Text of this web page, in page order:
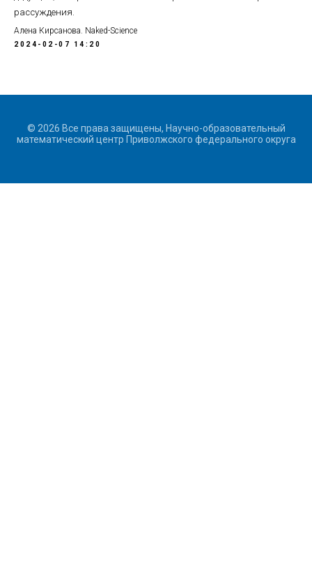
рассуждения.
Алена Кирсанова. Naked-Science
2024-02-07 14:20
© 2026 Все права защищены, Научно-образовательный
математический центр Приволжского федерального округа